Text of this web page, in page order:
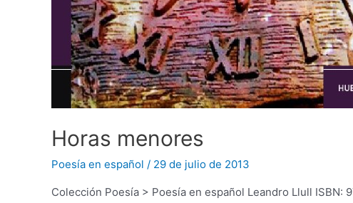
Horas menores
Poesía en español / 29 de julio de 2013
Colección Poesía > Poesía en español Leandro Llull